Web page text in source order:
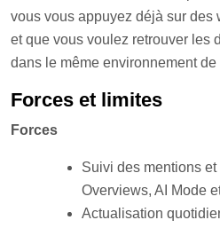
vous vous appuyez déjà sur des
et que vous voulez retrouver les
dans le même environnement de
Forces et limites
Forces
Suivi des mentions et
Overviews, AI Mode
Actualisation